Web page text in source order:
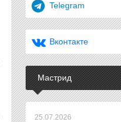
Telegram
Вконтакте
Мастрид
25.07.2026